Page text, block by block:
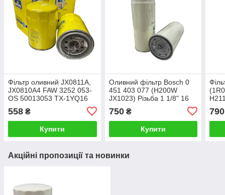
Фільтр оливний JX0811A,
JX0810A4 FAW 3252 053-
OS 50013053 TX-1YQ16
1012010-29D 1"-12
558 ₴
Купити
Оливний фільтр Bosch 0
451 403 077 (H200W
JX1023) Різьба 1 1/8" 16
750₴
Купити
790
Акційні пропозиції та новинки